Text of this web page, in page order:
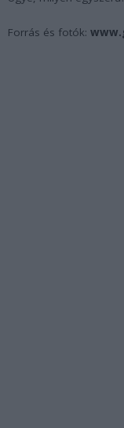
Forrás és fotók: